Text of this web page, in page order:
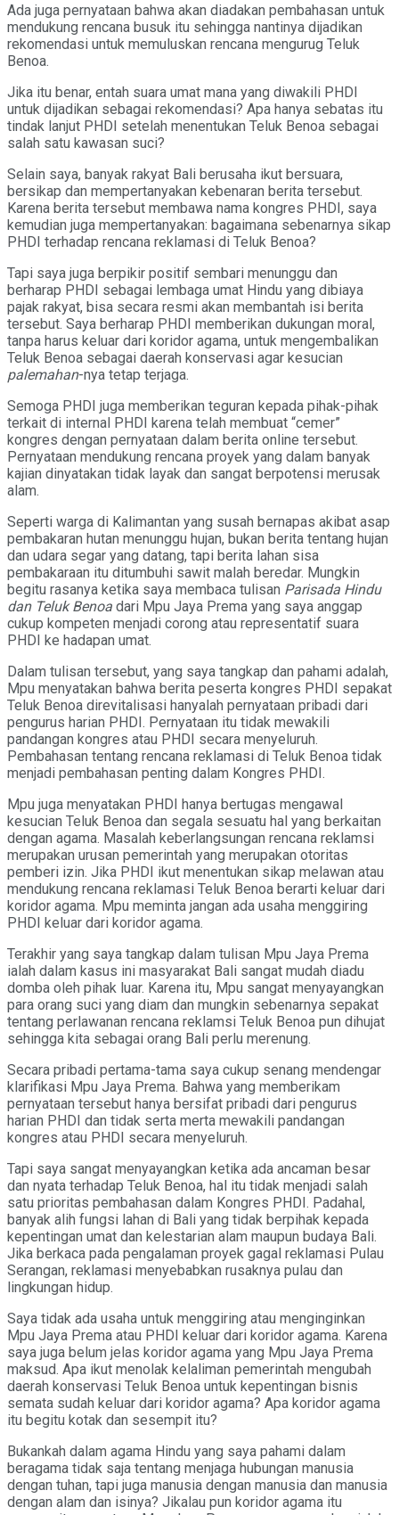
Ada juga pernyataan bahwa akan diadakan pembahasan untuk
mendukung rencana busuk itu sehingga nantinya dijadikan
rekomendasi untuk memuluskan rencana mengurug Teluk
Benoa.
Jika itu benar, entah suara umat mana yang diwakili PHDI
untuk dijadikan sebagai rekomendasi? Apa hanya sebatas itu
tindak lanjut PHDI setelah menentukan Teluk Benoa sebagai
salah satu kawasan suci?
Selain saya, banyak rakyat Bali berusaha ikut bersuara,
bersikap dan mempertanyakan kebenaran berita tersebut.
Karena berita tersebut membawa nama kongres PHDI, saya
kemudian juga mempertanyakan: bagaimana sebenarnya sikap
PHDI terhadap rencana reklamasi di Teluk Benoa?
Tapi saya juga berpikir positif sembari menunggu dan
berharap PHDI sebagai lembaga umat Hindu yang dibiaya
pajak rakyat, bisa secara resmi akan membantah isi berita
tersebut. Saya berharap PHDI memberikan dukungan moral,
tanpa harus keluar dari koridor agama, untuk mengembalikan
Teluk Benoa sebagai daerah konservasi agar kesucian
palemahan-nya tetap terjaga.
Semoga PHDI juga memberikan teguran kepada pihak-pihak
terkait di internal PHDI karena telah membuat “cemer”
kongres dengan pernyataan dalam berita online tersebut.
Pernyataan mendukung rencana proyek yang dalam banyak
kajian dinyatakan tidak layak dan sangat berpotensi merusak
alam.
Seperti warga di Kalimantan yang susah bernapas akibat asap
pembakaran hutan menunggu hujan, bukan berita tentang hujan
dan udara segar yang datang, tapi berita lahan sisa
pembakaraan itu ditumbuhi sawit malah beredar. Mungkin
begitu rasanya ketika saya membaca tulisan Parisada Hindu
dan Teluk Benoa dari Mpu Jaya Prema yang saya anggap
cukup kompeten menjadi corong atau representatif suara
PHDI ke hadapan umat.
Dalam tulisan tersebut, yang saya tangkap dan pahami adalah,
Mpu menyatakan bahwa berita peserta kongres PHDI sepakat
Teluk Benoa direvitalisasi hanyalah pernyataan pribadi dari
pengurus harian PHDI. Pernyataan itu tidak mewakili
pandangan kongres atau PHDI secara menyeluruh.
Pembahasan tentang rencana reklamasi di Teluk Benoa tidak
menjadi pembahasan penting dalam Kongres PHDI.
Mpu juga menyatakan PHDI hanya bertugas mengawal
kesucian Teluk Benoa dan segala sesuatu hal yang berkaitan
dengan agama. Masalah keberlangsungan rencana reklamsi
merupakan urusan pemerintah yang merupakan otoritas
pemberi izin. Jika PHDI ikut menentukan sikap melawan atau
mendukung rencana reklamasi Teluk Benoa berarti keluar dari
koridor agama. Mpu meminta jangan ada usaha menggiring
PHDI keluar dari koridor agama.
Terakhir yang saya tangkap dalam tulisan Mpu Jaya Prema
ialah dalam kasus ini masyarakat Bali sangat mudah diadu
domba oleh pihak luar. Karena itu, Mpu sangat menyayangkan
para orang suci yang diam dan mungkin sebenarnya sepakat
tentang perlawanan rencana reklamsi Teluk Benoa pun dihujat
sehingga kita sebagai orang Bali perlu merenung.
Secara pribadi pertama-tama saya cukup senang mendengar
klarifikasi Mpu Jaya Prema. Bahwa yang memberikam
pernyataan tersebut hanya bersifat pribadi dari pengurus
harian PHDI dan tidak serta merta mewakili pandangan
kongres atau PHDI secara menyeluruh.
Tapi saya sangat menyayangkan ketika ada ancaman besar
dan nyata terhadap Teluk Benoa, hal itu tidak menjadi salah
satu prioritas pembahasan dalam Kongres PHDI. Padahal,
banyak alih fungsi lahan di Bali yang tidak berpihak kepada
kepentingan umat dan kelestarian alam maupun budaya Bali.
Jika berkaca pada pengalaman proyek gagal reklamasi Pulau
Serangan, reklamasi menyebabkan rusaknya pulau dan
lingkungan hidup.
Saya tidak ada usaha untuk menggiring atau menginginkan
Mpu Jaya Prema atau PHDI keluar dari koridor agama. Karena
saya juga belum jelas koridor agama yang Mpu Jaya Prema
maksud. Apa ikut menolak kelaliman pemerintah mengubah
daerah konservasi Teluk Benoa untuk kepentingan bisnis
semata sudah keluar dari koridor agama? Apa koridor agama
itu begitu kotak dan sesempit itu?
Bukankah dalam agama Hindu yang saya pahami dalam
beragama tidak saja tentang menjaga hubungan manusia
dengan tuhan, tapi juga manusia dengan manusia dan manusia
dengan alam dan isinya? Jikalau pun koridor agama itu